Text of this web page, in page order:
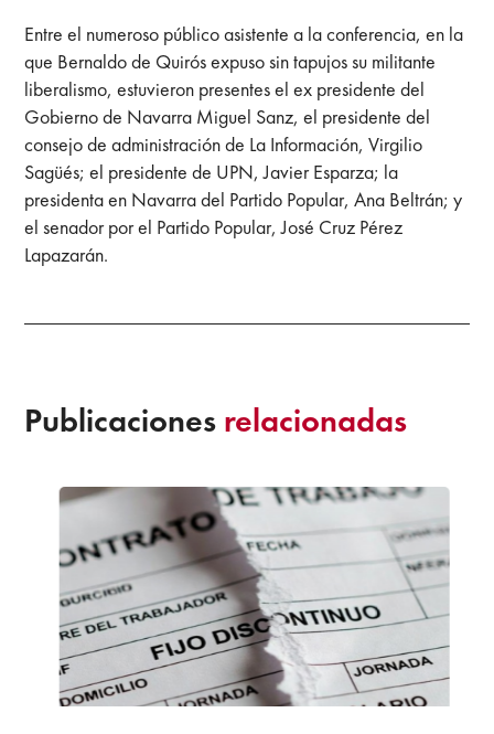
Entre el numeroso público asistente a la conferencia, en la
que Bernaldo de Quirós expuso sin tapujos su militante
liberalismo, estuvieron presentes el ex presidente del
Gobierno de Navarra Miguel Sanz, el presidente del
consejo de administración de La Información, Virgilio
Sagüés; el presidente de UPN, Javier Esparza; la
presidenta en Navarra del Partido Popular, Ana Beltrán; y
el senador por el Partido Popular, José Cruz Pérez
Lapazarán.
Publicaciones relacionadas